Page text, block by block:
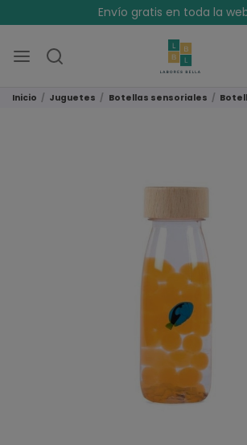
Envío gratis en toda la
Inicio Juguetes Botellas sensoriales